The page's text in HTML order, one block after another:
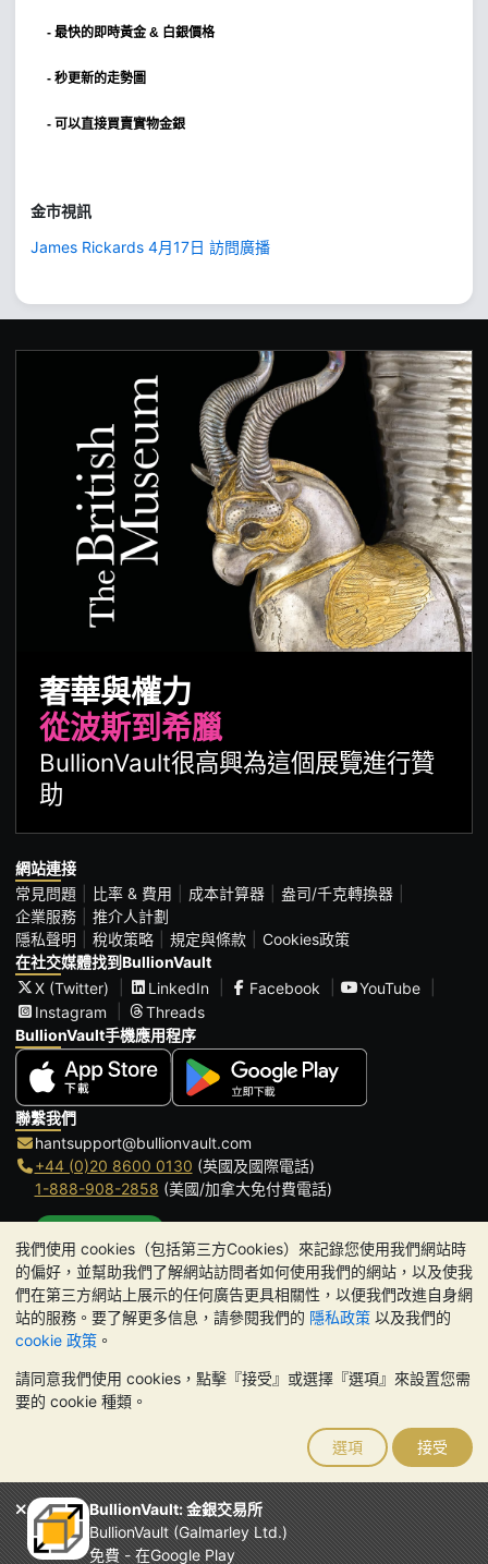
我們使用 cookies（包括第三方Cookies）來記錄您使用我們網站時
的偏好，並幫助我們了解網站訪問者如何使用我們的網站，以及使我
們在第三方網站上展示的任何廣告更具相關性，以便我們改進自身網
站的服務。要了解更多信息，請參閱我們的 隱私政策 以及我們的
cookie 政策 。
請同意我們使用 cookies，點擊『接受』或選擇『選項』來設置您需
要的 cookie 種類。
選項 接受
BullionVault: 金銀交易所
BullionVault (Galmarley Ltd.)
免費 - 在Google Play
- 最快的即時黃金 & 白銀價格
- 秒更新的走勢圖
- 可以直接買賣實物金銀
金市視訊
James Rickards 4月17日 訪問廣播
奢華與權力
從波斯到希臘
BullionVault很高興為這個展覽進行贊
助
網站連接
常見問題
比率 & 費用 成本計算器
盎司/千克轉換器
企業服務
推介人計劃
隱私聲明
稅收策略 規定與條款
Cookies政策
在社交媒體找到BullionVault
X (Twitter)
LinkedIn Facebook
YouTube
Instagram
Threads
BullionVault手機應用程序
聯繫我們
hantsupport@bullionvault.com
+44 (0)20 8600 0130 (英國及國際電話)
1-888-908-2858 (美國/加拿大免付費電話)
辦公時間:
9am to 8:30pm (英國時間), 周一至周五
Galmarley Ltd T/A BullionVault
3 Shortlands (7th Floor)
London
W6 8DA
貴金屬的價值可能下跌也可能上漲。歷史趨勢不能保證未來
的價格走勢。BullionVault 網站及其任何通訊中的任何內容均不構成
投資建議。您應該考慮尋求專業建議，以確定投資並持有金條是否適
合您。
Galmarley Ltd，以 BullionVault 名義進行交易，在英格蘭和威爾斯